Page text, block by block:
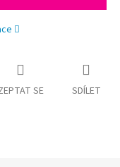
SE SDÍLET